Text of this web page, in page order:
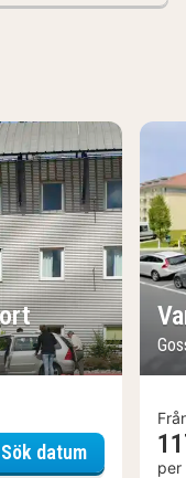
Sök datumIbis budget
per